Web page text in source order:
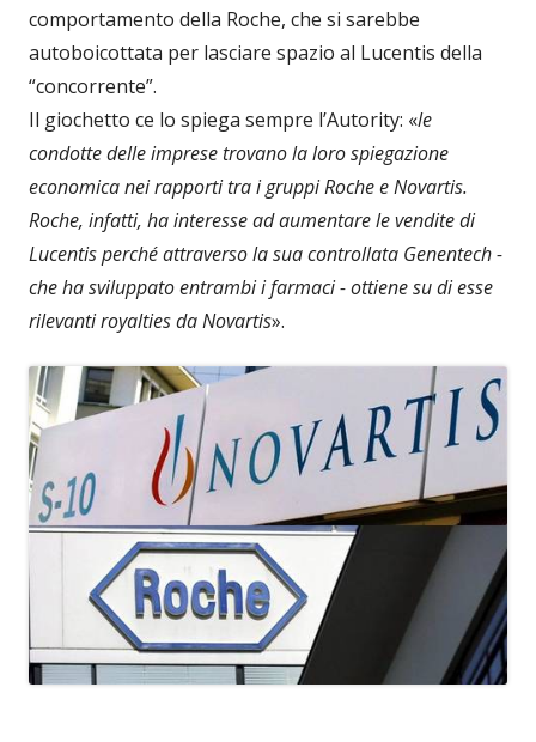
comportamento della Roche, che si sarebbe
autoboicottata per lasciare spazio al Lucentis della
“concorrente”.
Il giochetto ce lo spiega sempre l’Autority: «le
condotte delle imprese trovano la loro spiegazione
economica nei rapporti tra i gruppi Roche e Novartis.
Roche, infatti, ha interesse ad aumentare le vendite di
Lucentis perché attraverso la sua controllata Genentech -
che ha sviluppato entrambi ifarmaci - ottiene su di esse
rilevanti royalties da Novartis».